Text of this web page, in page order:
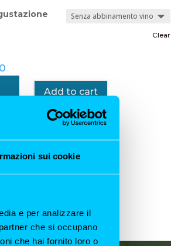
sui cookie
e per analizzare il
che si occupano
che hai fornito loro o
Clear
Add to cart